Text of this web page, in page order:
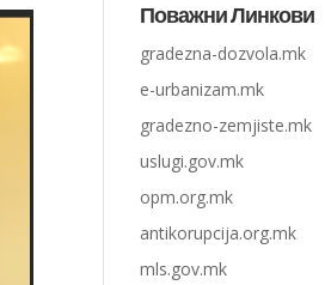
Поважни Линкови
gradezna-dozvola.mk
e-urbanizam.mk
gradezno-zemjiste.mk
uslugi.gov.mk
opm.org.mk
antikorupcija.org.mk
mls.gov.mk